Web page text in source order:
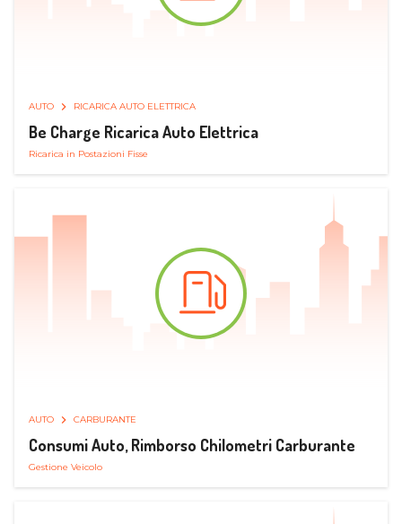
AUTO RICARICA AUTO ELETTRICA
Be Charge Ricarica Auto Elettrica
Ricarica in Postazioni Fisse
AUTO CARBURANTE
Consumi Auto, Rimborso Chilometri Carburante
Gestione Veicolo